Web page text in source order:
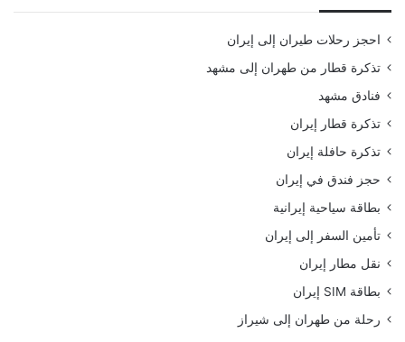
احجز رحلات طيران إلى إيران
تذكرة قطار من طهران إلى مشهد
فنادق مشهد
تذكرة قطار إيران
تذكرة حافلة إيران
حجز فندق في إيران
بطاقة سياحية إيرانية
تأمين السفر إلى إيران
نقل مطار إيران
بطاقة SIM إيران
رحلة من طهران إلى شيراز